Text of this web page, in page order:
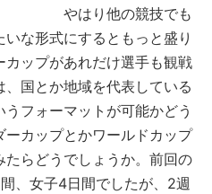
り他の競技でも
な形式にするともっと盛り
ップがあれだけ選手も観戦
国とか地域を代表している
フォーマットが可能かどう
カップとかワールドカップ
らどうでしょうか。前回の
、女子4日間でしたが、2週